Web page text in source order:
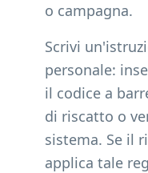
o campagna.
Scrivi
personale:
il codice a
di riscatto o
sistema. Se il
applica tale